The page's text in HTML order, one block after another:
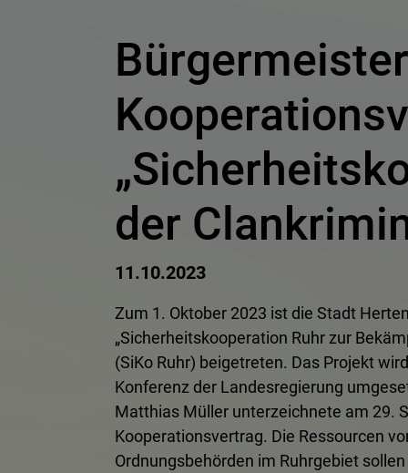
der
11.10.2023
Zum 1. Oktober 2023 ist die Stadt
„Sicherheitskooperation Ruhr zur
(SiKo Ruhr) beigetreten. Das Projekt
Konferenz der Landesregierung
Matthias Müller unterzeichnete am 29.
Kooperationsvertrag. Die Ressourcen
Ordnungsbehörden im Ruhrgebiet